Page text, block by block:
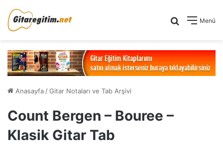
Menü
Arama yap
Anasayfa /Gitar Notaları ve Tab Arşivi
Count Bergen – Bouree –
Klasik Gitar Tab